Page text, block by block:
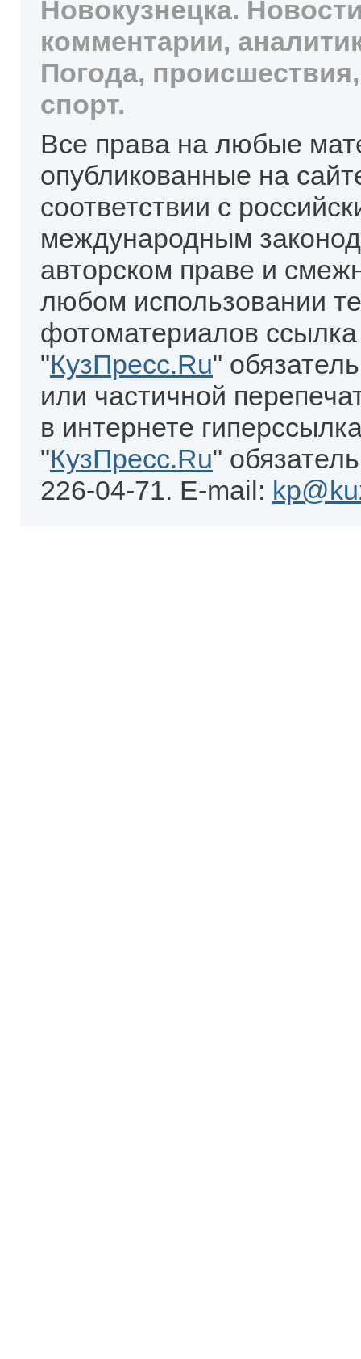
Новокузнецка.
комментарии,
Погода,
спорт.
Все права на любые
опубликованные на
соответствии с
международным
авторском праве и
любом использовании
фотоматериалов
"КузПресс.Ru"
или частичной
в интернете
"КузПресс.Ru"
226-04-71. E-mail: